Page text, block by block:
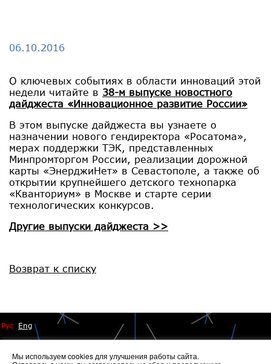
06.10.2016
О ключевых событиях в области инноваций этой
недели читайте в 38-м выпуске новостного
дайджеста «Инновационное развитие России»
В этом выпуске дайджеста вы узнаете о
назначении нового гендиректора «Росатома»,
мерах поддержки ТЭК, представленных
Минпромторгом России, реализации дорожной
карты «ЭнерджиНет» в Севастополе, а также об
открытии крупнейшего детского технопарка
«Кванториум» в Москве и старте серии
технологических конкурсов.
Другие выпуски дайджеста >>
Возврат к списку
Рус Eng
Мы используем cookies для улучшения работы сайта.